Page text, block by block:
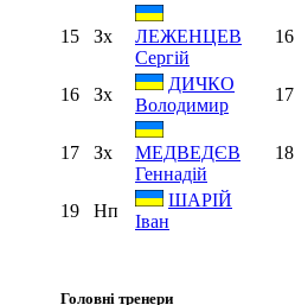
15 Зх
ЛЕЖЕНЦЕВ
Сергій
16
16 Зх
ДИЧКО
Володимир
17
17 Зх
МЕДВЕДЄВ
Геннадій
18
19 Нп
ШАРІЙ
Іван
Головні тренери